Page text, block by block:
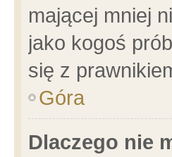
mającej mniej
jako kogoś
się z
Góra
Dlaczego nie